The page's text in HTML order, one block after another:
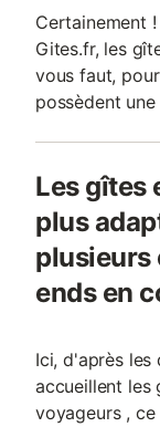
Certainement
Gites.fr, les
vous faut,
possèdent
Les gîtes
plus
plusieurs
ends en
Ici, d'après les
accueillent les
voyageurs ,